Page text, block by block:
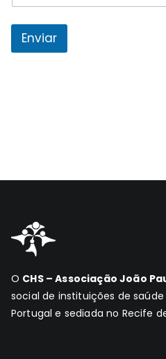
Enviar
O CHS – Associação João
social de instituições de
Portugal e sediada no Recife